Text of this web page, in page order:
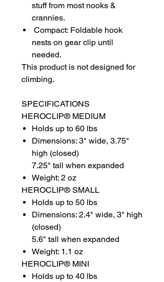
stuff from most nooks &
crannies.
Compact: Foldable hook
nests on gear clip until
needed.
This product is not designed for
climbing.
SPECIFICATIONS
HEROCLIP® MEDIUM
Holds up to 60 lbs
Dimensions: 3" wide, 3.75"
high (closed)
7.25" tall when expanded
Weight: 2 oz
HEROCLIP® SMALL
Holds up to 50 lbs
Dimensions: 2.4" wide, 3" high
(closed)
5.6" tall when expanded
Weight: 1.1 oz
HEROCLIP® MINI
Holds up to 40 lbs